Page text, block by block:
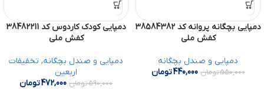
دمپایی بچگانه پروانه کد 38584382
کفش ملی
دمپایی و صندل بچگانه
550,000تومان 440,000تومان
دمپایی کودک کاردوس کد 38482211
کفش ملی
دمپایی و صندل بچگانه, تخفیفات
اربعین
590,000تومان 472,000تومان